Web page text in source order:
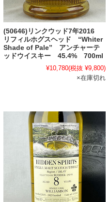
(50646)リンクウッド7年2016
リフィルホグスヘッド “Whiter
Shade of Pale” アンチャーテ
ッドウイスキー 45.4% 700ml
¥10,780(税抜 ¥9,800)
×在庫切れ